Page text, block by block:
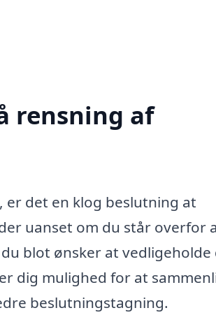
rensning af
, er det en klog beslutning at
uanset om du står overfor
blot ønsker at vedligeholde
dig mulighed for at
beslutningstagning.